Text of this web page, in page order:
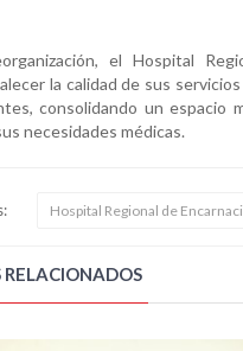
el Hospital
la calidad de sus
consolidando un espacio
necesidades médicas.
Hospital Regional de
RELACIONADOS